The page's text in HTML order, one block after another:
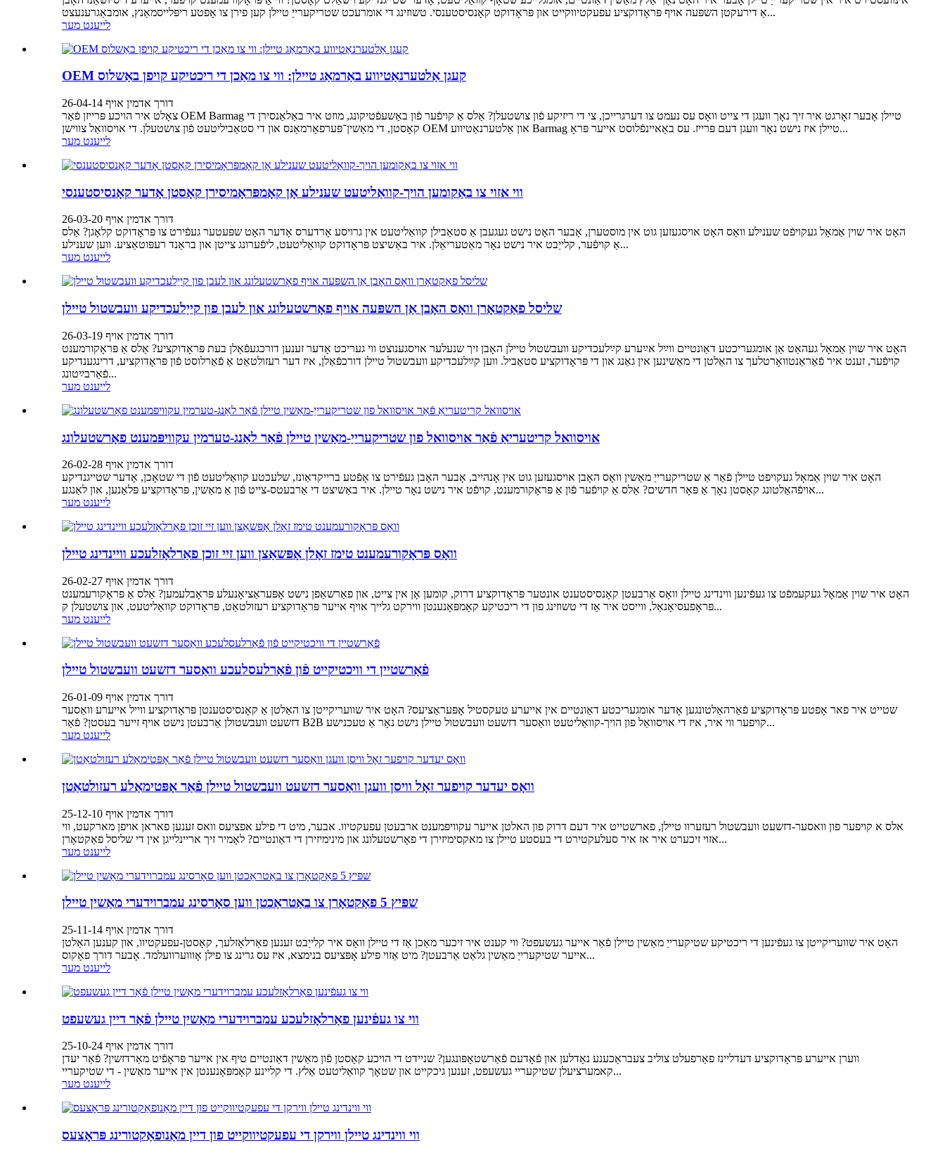
אַ דירעקטן השפּעה אויף פּראָדוקציע עפעקטיווקייט און פּראָדוקט קאָנסיסטענסי. טשוזינג די אומרעכט שטריקערייַ טיילן קען פירן צו אָפטע ריפּלייסמאַנץ, אומבאַגרענעצט...
לייענט מער
OEM קעגן אַלטערנאַטיווע באַרמאַג טיילן: ווי צו מאַכן די ריכטיקע קויפן באַשלוס
דורך אדמין אויף 26-04-14
צאָלט איר הויכע פּרייזן פֿאַר OEM Barmag טיילן אָבער זאָרגט איר זיך נאָך וועגן די צייט וואָס עס נעמט צו דערגרייכן, צי די ריזיקע פֿון צושטעלן? אַלס אַ קויפֿער פֿון באַשעפֿטיקונג, מוזט איר באַלאַנסירן די
קאָסטן, די מאַשין־פּערפאָרמאַנס און די סטאַביליטעט פֿון צושטעלן. די אויסוואַל צווישן OEM און אַלטערנאַטיווע Barmag טיילן איז נישט נאָר וועגן דעם פּרייז. עס באַאיינפֿלוסט אייער פּראָ...
לייענט מער
ווי אזוי צו באַקומען הויך-קוואַליטעט שענילע אָן קאָמפּראָמיסירן קאָסטן אָדער קאָנסיסטענסי
דורך אדמין אויף 26-03-20
האָט איר שוין אַמאָל געקויפֿט שענילע וואָס האָט אויסגעזען גוט אין מוסטערן, אָבער האָט נישט געגעבן אַ סטאַבילן קוואַליטעט אין גרויסע אָרדערס אָדער האָט שפּעטער געפֿירט צו פּראָדוקט קלאָגן? אַלס
אַ קויפֿער, קלייַבט איר נישט נאָר מאַטעריאַלן. איר באַשיצט פּראָדוקט קוואַליטעט, ליפֿערונג צייטן און בראַנד רעפּוטאַציע. ווען שענילע...
לייענט מער
שליסל פאַקטאָרן וואָס האָבן אַן השפּעה אויף פאָרשטעלונג און לעבן פון קייַלעכדיקע וועבשטול טיילן
דורך אדמין אויף 26-03-19
האָט איר שוין אַמאָל געהאַט אַן אומגעריכטע דאַונטיים ווײַל אײַערע קײַלעכדיקע וועבשטול טיילן האָבן זיך שנעלער אויסגענוצט ווי געריכט אָדער זענען דורכגעפֿאַלן בעת ​​פּראָדוקציע? אַלס אַ פּראָקורמענט
קויפֿער, זענט איר פֿאַראַנטוואָרטלעך צו האַלטן די מאַשינען אין גאַנג און די פּראָדוקציע סטאַביל. ווען קײַלעכדיקע וועבשטול טיילן דורכפֿאַלן, איז דער רעזולטאַט אַ פֿאַרלוסט פֿון פּראָדוקציע, דרינגענדיקע
פֿאַרבײַטונג...
לייענט מער
אויסוואל קריטעריאַ פֿאַר אויסוואל פון שטריקערייַ-מאַשין טיילן פֿאַר לאַנג-טערמין עקוויפּמענט פאָרשטעלונג
דורך אדמין אויף 26-02-28
האָט איר שוין אַמאָל געקויפט טיילן פֿאַר אַ שטריקערייַ מאַשין וואָס האָבן אויסגעזען גוט אין אָנהייב, אָבער האָבן געפֿירט צו אָפֿטע ברייקדאַונז, שלעכטע קוואַליטעט פֿון די שטאָכן, אָדער שטייגנדיקע
אויפֿהאַלטונג קאָסטן נאָך אַ פּאָר חדשים? אַלס אַ קויפֿער פֿון אַ פּראָקורמענט, קויפֿט איר נישט נאָר טיילן. איר באַשיצט די אַרבעטס-צייט פֿון אַ מאַשין, פּראָדוקציע פּלאַנען, און לאַנגע...
לייענט מער
וואָס פּראָקורעמענט טימז זאָלן אָפּשאַצן ווען זיי זוכן פאַרלאָזלעכע וויינדינג טיילן
דורך אדמין אויף 26-02-27
האָט איר שוין אַמאָל געקעמפֿט צו געפֿינען ווינדינג טיילן וואָס אַרבעטן קאָנסיסטענט אונטער פּראָדוקציע דרוק, קומען אָן אין צייט, און פאַרשאַפן נישט אָפּעראַציאָנעלע פּראָבלעמען? אַלס אַ פּראָקורעמענט
פּראָפעסיאָנאַל, ווייסט איר אַז די טשוזינג פון די ריכטיקע קאָמפּאָנענטן ווירקט גלייך אויף אייער פּראָדוקציע רעזולטאַט, פּראָדוקט קוואַליטעט, און צושטעלן ק...
לייענט מער
פֿאַרשטיין די וויכטיקייט פֿון פֿאַרלעסלעכע וואַסער דזשעט וועבשטול טיילן
דורך אדמין אויף 26-01-09
שטייט איר פאר אָפטע פּראָדוקציע פֿאַרהאַלטונגען אָדער אומגעריכטע דאַונטיים אין אייערע טעקסטיל אָפּעראַציעס? האָט איר שוועריקייטן צו האַלטן אַ קאָנסיסטענטן פּראָדוקציע ווייל אייערע וואַסער
דזשעט וועבשטולן אַרבעטן נישט אויף זייער בעסטן? פֿאַר B2B קויפער ווי איר, איז די אויסוואַל פון הויך-קוואַליטעט וואַסער דזשעט וועבשטול טיילן נישט נאָר אַ טעכנישע...
לייענט מער
וואָס יעדער קויפער זאָל וויסן וועגן וואַסער דזשעט וועבשטול טיילן פֿאַר אָפּטימאַלע רעזולטאַטן
דורך אדמין אויף 25-12-10
אלס א קויפער פון וואסער-דזשעט וועבשטול רעזערוו טיילן, פארשטייט איר דעם דרוק פון האלטן אייער עקוויפּמענט ארבעטן עפעקטיוו. אבער, מיט די פילע אפציעס וואס זענען פאראן אויפן מארקעט, ווי
אזוי זיכערט איר אז איר סעלעקטירט די בעסטע טיילן צו מאקסימיזירן די פאָרשטעלונג און מינימיזירן די דאַונטיים? לאָמיר זיך אריינלייגן אין די שליסל פאַקטאָרן...
לייענט מער
שפּיץ 5 פאַקטאָרן צו באַטראַכטן ווען סאָרסינג עמברוידערי מאַשין טיילן
דורך אדמין אויף 25-11-14
האָט איר שוועריקייטן צו געפֿינען די ריכטיקע שטיקערייַ מאַשין טיילן פֿאַר אייער געשעפט? ווי קענט איר זיכער מאַכן אַז די טיילן וואָס איר קלייַבט זענען פאַרלאָזלעך, קאָסטן-עפעקטיוו, און קענען האַלטן
אייער שטיקערייַ מאַשין גלאַט אַרבעטן? מיט אַזוי פילע אָפּציעס בנימצא, איז עס גרינג צו פילן אָוווערוועלמד. אָבער דורך פאָקוס...
לייענט מער
ווי צו געפֿינען פאַרלאָזלעכע עמברוידערי מאַשין טיילן פֿאַר דיין געשעפט
דורך אדמין אויף 25-10-24
ווערן אייערע פּראָדוקציע דעדליינז פאַרפעלט צוליב צעבראָכענע נאָדלען און פֿאָדעם פֿאַרשטאָפּונגען? שניידט די הויכע קאָסטן פֿון מאַשין דאַונטיים טיף אין אייער פּראָפֿיט מאַרדזשין? פֿאַר יעדן
קאמערציעלן שטיקעריי געשעפט, זענען גיכקייט און שטאָך קוואַליטעט אַלץ. די קליינע קאָמפּאָנענטן אין אייער מאַשין - די שטיקעריי...
לייענט מער
ווי ווינדינג טיילן ווירקן די עפעקטיווקייט פון דיין מאַנופאַקטורינג פּראָצעס